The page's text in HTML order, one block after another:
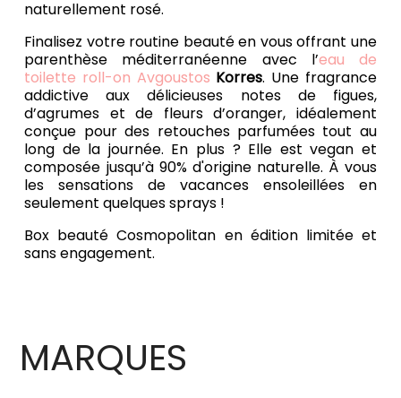
naturellement rosé.
Finalisez votre routine beauté en vous offrant une
parenthèse méditerranéenne avec l’eau de
toilette roll-on Avgoustos Korres. Une fragrance
addictive aux délicieuses notes de figues,
d’agrumes et de fleurs d’oranger, idéalement
conçue pour des retouches parfumées tout au
long de la journée. En plus ? Elle est vegan et
composée jusqu’à 90% d'origine naturelle. À vous
les sensations de vacances ensoleillées en
seulement quelques sprays !
Box beauté Cosmopolitan en édition limitée et
sans engagement.
MARQUES